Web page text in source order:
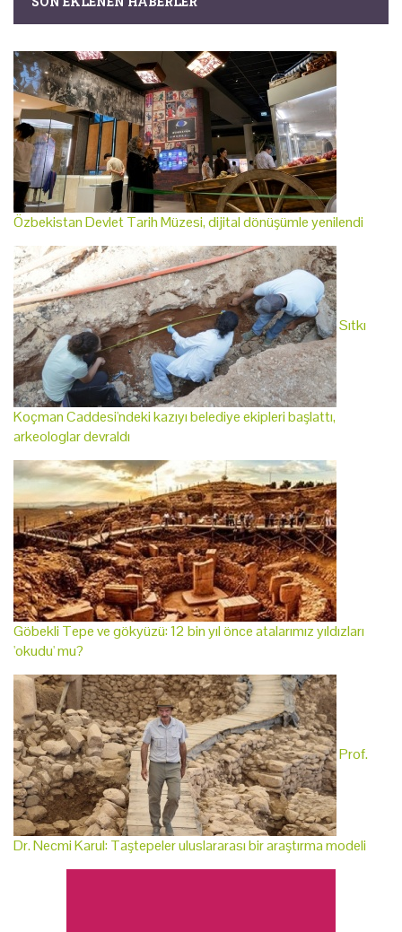
Özbekistan Devlet Tarih Müzesi, dijital dönüşümle yenilendi
Sıtkı
Koçman Caddesi'ndeki kazıyı belediye ekipleri başlattı,
arkeologlar devraldı
Göbekli Tepe ve gökyüzü: 12 bin yıl önce atalarımız yıldızları
'okudu' mu?
Prof.
Dr. Necmi Karul: Taştepeler uluslararası bir araştırma modeli